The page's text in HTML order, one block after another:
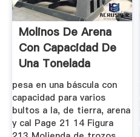
Molinos De Arena
Con Capacidad De
Una Tonelada
pesa en una báscula con
capacidad para varios
bultos a la, de tierra, arena
y cal Page 21 14 Figura